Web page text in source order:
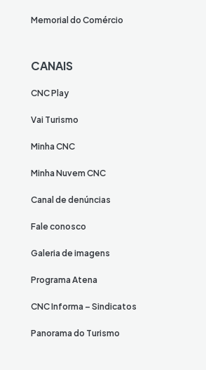
Memorial do Comércio
CANAIS
CNC Play
Vai Turismo
Minha CNC
Minha Nuvem CNC
Canal de denúncias
Fale conosco
Galeria de imagens
Programa Atena
CNC Informa – Sindicatos
Panorama do Turismo